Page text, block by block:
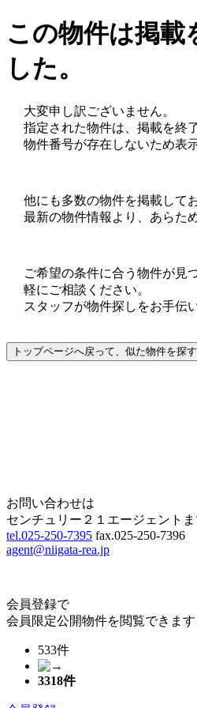
この物件は掲載
した。
大変申し訳ございません。
指定された物件は、掲載を終
物件番号が存在しないため表
他にも多数の物件を掲載して
最新の物件情報より、あらた
ご希望の条件に合う物件が見
軽にご相談ください。
スタッフが物件探しをお手伝
お問い合わせは
センチュリー２１エージェント
tel.025-250-7395 fax.025-250-7396
agent@niigata-rea.jp
会員登録で
会員限定公開物件を閲覧できます
533件
3318件